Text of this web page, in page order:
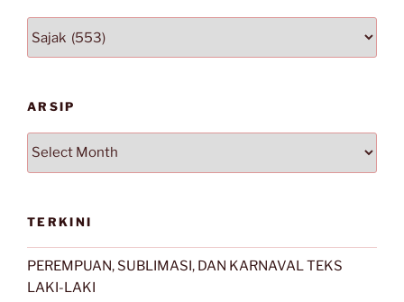
ARSIP
Arsip
TERKINI
PEREMPUAN, SUBLIMASI, DAN KARNAVAL TEKS
LAKI-LAKI